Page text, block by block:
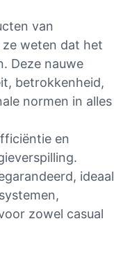
van
ze weten dat het
Deze nauwe
betrokkenheid,
normen in alles
en
ideaal
zowel casual